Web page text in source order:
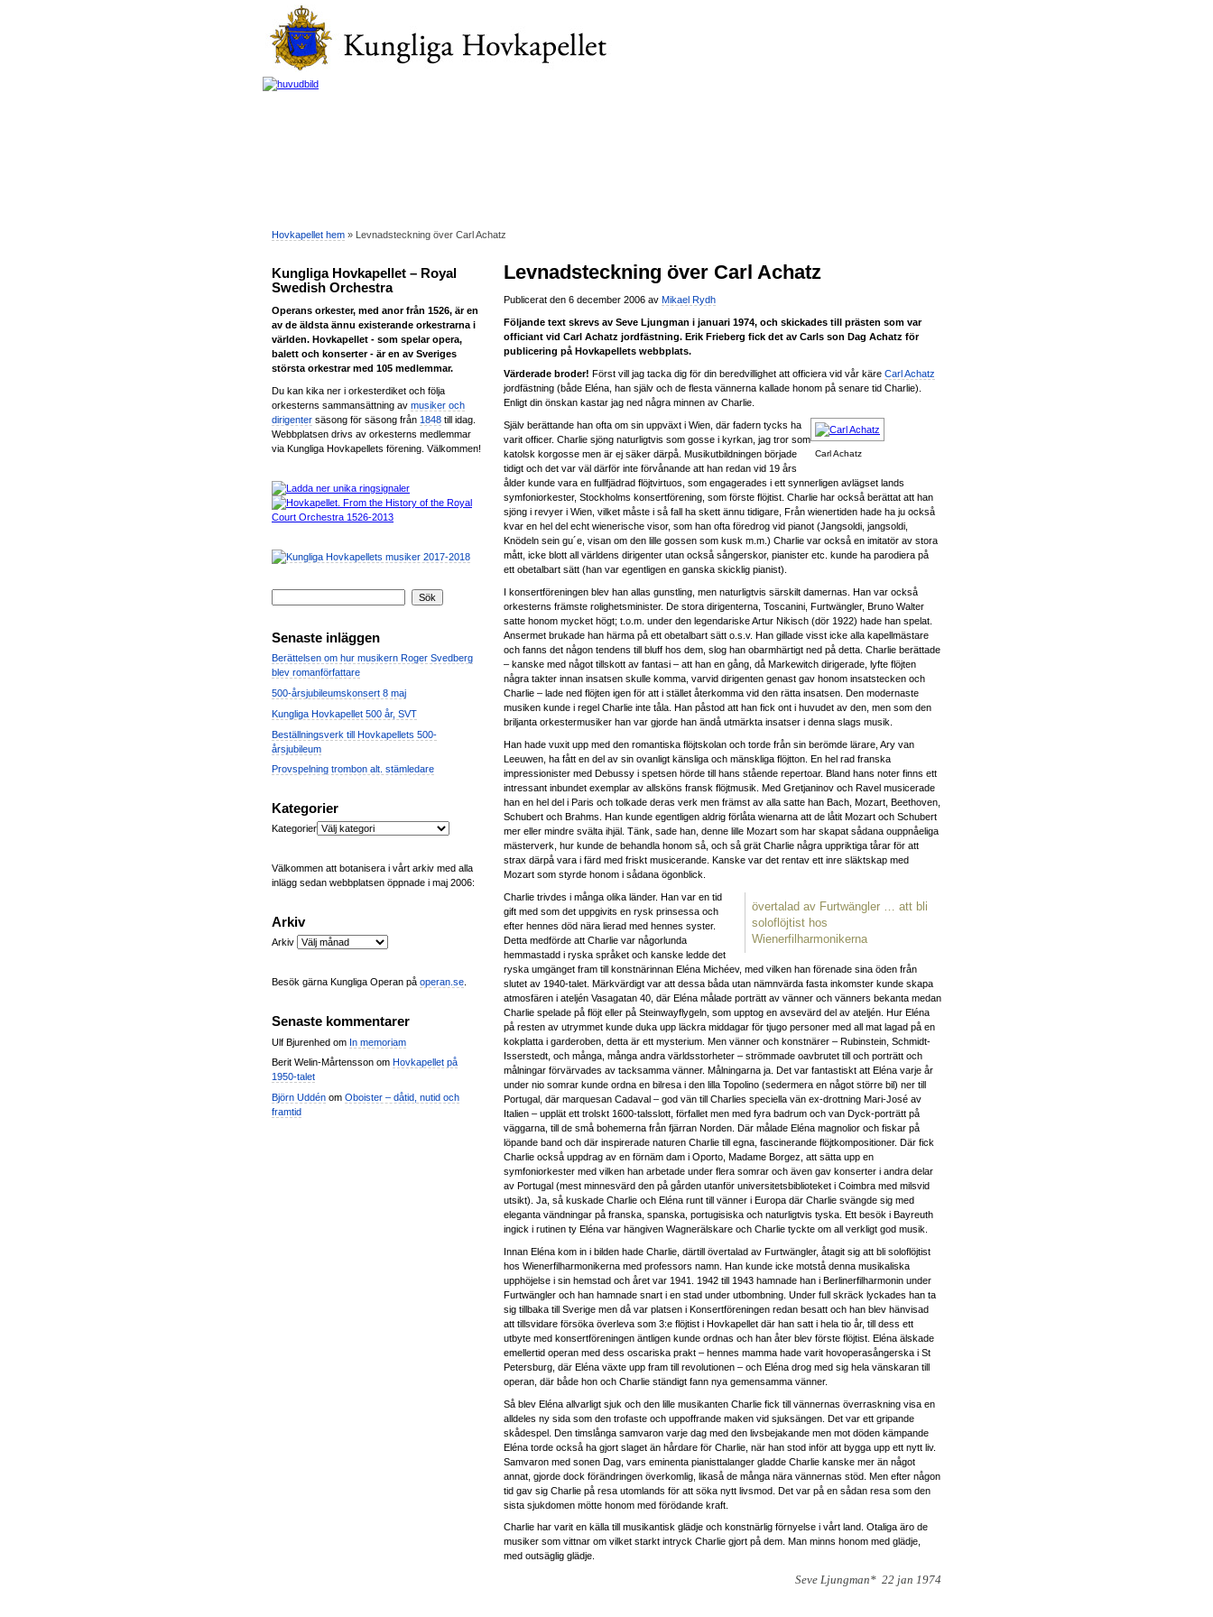
Hovkapellet hem » Levnadsteckning över Carl Achatz
Kungliga Hovkapellet – Royal
Swedish Orchestra
Operans orkester, med anor från 1526, är en
av de äldsta ännu existerande orkestrarna i
världen. Hovkapellet - som spelar opera,
balett och konserter - är en av Sveriges
största orkestrar med 105 medlemmar.
Du kan kika ner i orkesterdiket och följa
orkesterns sammansättning av musiker och
dirigenter säsong för säsong från 1848 till idag.
Webbplatsen drivs av orkesterns medlemmar
via Kungliga Hovkapellets förening. Välkommen!
Senaste inläggen
Berättelsen om hur musikern Roger Svedberg
blev romanförfattare
500-årsjubileumskonsert 8 maj
Kungliga Hovkapellet 500 år, SVT
Beställningsverk till Hovkapellets 500-
årsjubileum
Provspelning trombon alt. stämledare
Kategorier
Kategorier
Välkommen att botanisera i vårt arkiv med alla
inlägg sedan webbplatsen öppnade i maj 2006:
Arkiv
Arkiv
Besök gärna Kungliga Operan på operan.se
Senaste kommentarer
Ulf Bjurenhed om In memoriam
Berit Welin-Mårtensson om Hovkapellet på
1950-talet
Björn Uddén om Oboister – dåtid, nutid och
framtid
Levnadsteckning över Carl Achatz
Publicerat den 6 december 2006 av Mikael Rydh
Följande text skrevs av Seve Ljungman i januari 1974, och skickades till prästen som var
officiant vid Carl Achatz jordfästning. Erik Frieberg fick det av Carls son Dag Achatz för
publicering på Hovkapellets webbplats.
Värderade broder! Först vill jag tacka dig för din beredvillighet att officiera vid vår käre Carl Achatz
jordfästning (både Eléna, han själv och de flesta vännerna kallade honom på senare tid Charlie).
Enligt din önskan kastar jag ned några minnen av Charlie.
Carl Achatz
Själv berättande han ofta om sin uppväxt i Wien, där fadern tycks ha
varit officer. Charlie sjöng naturligtvis som gosse i kyrkan, jag tror som
katolsk korgosse men är ej säker därpå. Musikutbildningen började
tidigt och det var väl därför inte förvånande att han redan vid 19 års
ålder kunde vara en fullfjädrad flöjtvirtuos, som engagerades i ett synnerligen avlägset lands
symfoniorkester, Stockholms konsertförening, som förste flöjtist. Charlie har också berättat att han
sjöng i revyer i Wien, vilket måste i så fall ha skett ännu tidigare, Från wienertiden hade ha ju också
kvar en hel del echt wienerische visor, som han ofta föredrog vid pianot (Jangsoldi, jangsoldi,
Knödeln sein gu´e, visan om den lille gossen som kusk m.m.) Charlie var också en imitatör av stora
mått, icke blott all världens dirigenter utan också sångerskor, pianister etc. kunde ha parodiera på
ett obetalbart sätt (han var egentligen en ganska skicklig pianist).
I konsertföreningen blev han allas gunstling, men naturligtvis särskilt damernas. Han var också
orkesterns främste rolighetsminister. De stora dirigenterna, Toscanini, Furtwängler, Bruno Walter
satte honom mycket högt; t.o.m. under den legendariske Artur Nikisch (dör 1922) hade han spelat.
Ansermet brukade han härma på ett obetalbart sätt o.s.v. Han gillade visst icke alla kapellmästare
och fanns det någon tendens till bluff hos dem, slog han obarmhärtigt ned på detta. Charlie berättade
– kanske med något tillskott av fantasi – att han en gång, då Markewitch dirigerade, lyfte flöjten
några takter innan insatsen skulle komma, varvid dirigenten genast gav honom insatstecken och
Charlie – lade ned flöjten igen för att i stället återkomma vid den rätta insatsen. Den modernaste
musiken kunde i regel Charlie inte tåla. Han påstod att han fick ont i huvudet av den, men som den
briljanta orkestermusiker han var gjorde han ändå utmärkta insatser i denna slags musik.
Han hade vuxit upp med den romantiska flöjtskolan och torde från sin berömde lärare, Ary van
Leeuwen, ha fått en del av sin ovanligt känsliga och mänskliga flöjtton. En hel rad franska
impressionister med Debussy i spetsen hörde till hans stående repertoar. Bland hans noter finns ett
intressant inbundet exemplar av allsköns fransk flöjtmusik. Med Gretjaninov och Ravel musicerade
han en hel del i Paris och tolkade deras verk men främst av alla satte han Bach, Mozart, Beethoven,
Schubert och Brahms. Han kunde egentligen aldrig förlåta wienarna att de låtit Mozart och Schubert
mer eller mindre svälta ihjäl. Tänk, sade han, denne lille Mozart som har skapat sådana ouppnåeliga
mästerverk, hur kunde de behandla honom så, och så grät Charlie några uppriktiga tårar för att
strax därpå vara i färd med friskt musicerande. Kanske var det rentav ett inre släktskap med
Mozart som styrde honom i sådana ögonblick.
övertalad av Furtwängler … att bli
soloflöjtist hos
Wienerfilharmonikerna
Charlie trivdes i många olika länder. Han var en tid
gift med som det uppgivits en rysk prinsessa och
efter hennes död nära lierad med hennes syster.
Detta medförde att Charlie var någorlunda
hemmastadd i ryska språket och kanske ledde det
ryska umgänget fram till konstnärinnan Eléna Michéev, med vilken han förenade sina öden från
slutet av 1940-talet. Märkvärdigt var att dessa båda utan nämnvärda fasta inkomster kunde skapa
atmosfären i ateljén Vasagatan 40, där Eléna målade porträtt av vänner och vänners bekanta medan
Charlie spelade på flöjt eller på Steinwayflygeln, som upptog en avsevärd del av ateljén. Hur Eléna
på resten av utrymmet kunde duka upp läckra middagar för tjugo personer med all mat lagad på en
kokplatta i garderoben, detta är ett mysterium. Men vänner och konstnärer – Rubinstein, Schmidt-
Isserstedt, och många, många andra världsstorheter – strömmade oavbrutet till och porträtt och
målningar förvärvades av tacksamma vänner. Målningarna ja. Det var fantastiskt att Eléna varje år
under nio somrar kunde ordna en bilresa i den lilla Topolino (sedermera en något större bil) ner till
Portugal, där marquesan Cadaval – god vän till Charlies speciella vän ex-drottning Mari-José av
Italien – upplät ett trolskt 1600-talsslott, förfallet men med fyra badrum och van Dyck-porträtt på
väggarna, till de små bohemerna från fjärran Norden. Där målade Eléna magnolior och fiskar på
löpande band och där inspirerade naturen Charlie till egna, fascinerande flöjtkompositioner. Där fick
Charlie också uppdrag av en förnäm dam i Oporto, Madame Borgez, att sätta upp en
symfoniorkester med vilken han arbetade under flera somrar och även gav konserter i andra delar
av Portugal (mest minnesvärd den på gården utanför universitetsbiblioteket i Coimbra med milsvid
utsikt). Ja, så kuskade Charlie och Eléna runt till vänner i Europa där Charlie svängde sig med
eleganta vändningar på franska, spanska, portugisiska och naturligtvis tyska. Ett besök i Bayreuth
ingick i rutinen ty Eléna var hängiven Wagnerälskare och Charlie tyckte om all verkligt god musik.
Innan Eléna kom in i bilden hade Charlie, därtill övertalad av Furtwängler, åtagit sig att bli soloflöjtist
hos Wienerfilharmonikerna med professors namn. Han kunde icke motstå denna musikaliska
upphöjelse i sin hemstad och året var 1941. 1942 till 1943 hamnade han i Berlinerfilharmonin under
Furtwängler och han hamnade snart i en stad under utbombning. Under full skräck lyckades han ta
sig tillbaka till Sverige men då var platsen i Konsertföreningen redan besatt och han blev hänvisad
att tillsvidare försöka överleva som 3:e flöjtist i Hovkapellet där han satt i hela tio år, till dess ett
utbyte med konsertföreningen äntligen kunde ordnas och han åter blev förste flöjtist. Eléna älskade
emellertid operan med dess oscariska prakt – hennes mamma hade varit hovoperasångerska i St
Petersburg, där Eléna växte upp fram till revolutionen – och Eléna drog med sig hela vänskaran till
operan, där både hon och Charlie ständigt fann nya gemensamma vänner.
Så blev Eléna allvarligt sjuk och den lille musikanten Charlie fick till vännernas överraskning visa en
alldeles ny sida som den trofaste och uppoffrande maken vid sjuksängen. Det var ett gripande
skådespel. Den timslånga samvaron varje dag med den livsbejakande men mot döden kämpande
Eléna torde också ha gjort slaget än hårdare för Charlie, när han stod inför att bygga upp ett nytt liv.
Samvaron med sonen Dag, vars eminenta pianisttalanger gladde Charlie kanske mer än något
annat, gjorde dock förändringen överkomlig, likaså de många nära vännernas stöd. Men efter någon
tid gav sig Charlie på resa utomlands för att söka nytt livsmod. Det var på en sådan resa som den
sista sjukdomen mötte honom med förödande kraft.
Charlie har varit en källa till musikantisk glädje och konstnärlig förnyelse i vårt land. Otaliga äro de
musiker som vittnar om vilket starkt intryck Charlie gjort på dem. Man minns honom med glädje,
med outsäglig glädje.
Seve Ljungman* 22 jan 1974